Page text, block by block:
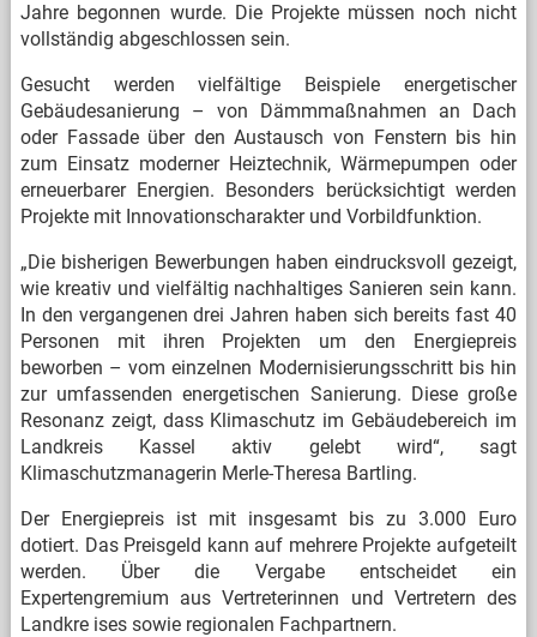
Jahre begonnen wurde. Die Projekte müssen noch nicht
vollständig abgeschlossen sein.
Gesucht werden vielfältige Beispiele energetischer
Gebäudesanierung – von Dämmmaßnahmen an Dach
oder Fassade über den Austausch von Fenstern bis hin
zum Einsatz moderner Heiztechnik, Wärmepumpen oder
erneuerbarer Energien. Besonders berücksichtigt werden
Projekte mit Innovationscharakter und Vorbildfunktion.
„Die bisherigen Bewerbungen haben eindrucksvoll gezeigt,
wie kreativ und vielfältig nachhaltiges Sanieren sein kann.
In den vergangenen drei Jahren haben sich bereits fast 40
Personen mit ihren Projekten um den Energiepreis
beworben – vom einzelnen Modernisierungsschritt bis hin
zur umfassenden energetischen Sanierung. Diese große
Resonanz zeigt, dass Klimaschutz im Gebäudebereich im
Landkreis Kassel aktiv gelebt wird“, sagt
Klimaschutzmanagerin Merle-Theresa Bartling.
Der Energiepreis ist mit insgesamt bis zu 3.000 Euro
dotiert. Das Preisgeld kann auf mehrere Projekte aufgeteilt
werden. Über die Vergabe entscheidet ein
Expertengremium aus Vertreterinnen und Vertretern des
Landkre ises sowie regionalen Fachpartnern.